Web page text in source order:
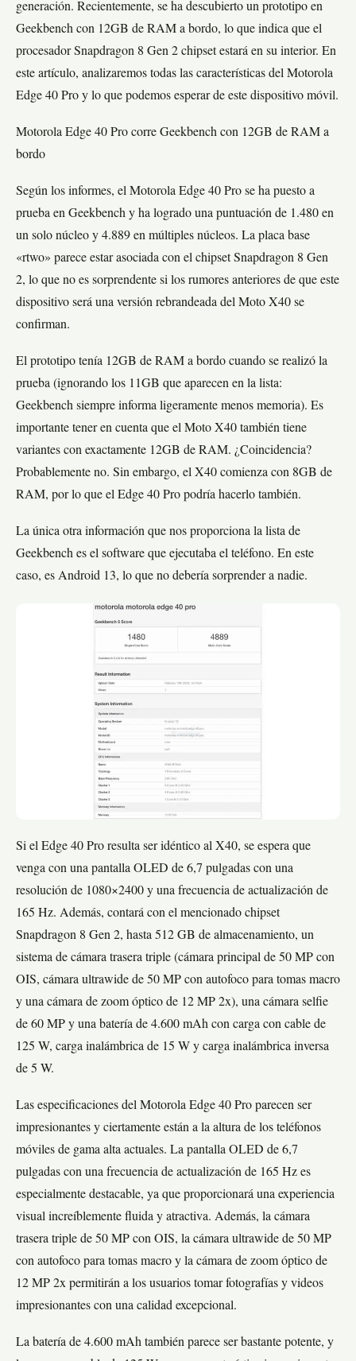
generación. Recientemente, se ha descubierto un prototipo en
Geekbench con 12GB de RAM a bordo, lo que indica que el
procesador Snapdragon 8 Gen 2 chipset estará en su interior. En
este artículo, analizaremos todas las características del Motorola
Edge 40 Pro y lo que podemos esperar de este dispositivo móvil.
Motorola Edge 40 Pro corre Geekbench con 12GB de RAM a
bordo
Según los informes, el Motorola Edge 40 Pro se ha puesto a
prueba en Geekbench y ha logrado una puntuación de 1.480 en
un solo núcleo y 4.889 en múltiples núcleos. La placa base
«rtwo» parece estar asociada con el chipset Snapdragon 8 Gen
2, lo que no es sorprendente si los rumores anteriores de que este
dispositivo será una versión rebrandeada del Moto X40 se
confirman.
El prototipo tenía 12GB de RAM a bordo cuando se realizó la
prueba (ignorando los 11GB que aparecen en la lista:
Geekbench siempre informa ligeramente menos memoria). Es
importante tener en cuenta que el Moto X40 también tiene
variantes con exactamente 12GB de RAM. ¿Coincidencia?
Probablemente no. Sin embargo, el X40 comienza con 8GB de
RAM, por lo que el Edge 40 Pro podría hacerlo también.
La única otra información que nos proporciona la lista de
Geekbench es el software que ejecutaba el teléfono. En este
caso, es Android 13, lo que no debería sorprender a nadie.
Si el Edge 40 Pro resulta ser idéntico al X40, se espera que
venga con una pantalla OLED de 6,7 pulgadas con una
resolución de 1080×2400 y una frecuencia de actualización de
165 Hz. Además, contará con el mencionado chipset
Snapdragon 8 Gen 2, hasta 512 GB de almacenamiento, un
sistema de cámara trasera triple (cámara principal de 50 MP con
OIS, cámara ultrawide de 50 MP con autofoco para tomas macro
y una cámara de zoom óptico de 12 MP 2x), una cámara selfie
de 60 MP y una batería de 4.600 mAh con carga con cable de
125 W, carga inalámbrica de 15 W y carga inalámbrica inversa
de 5 W.
Las especificaciones del Motorola Edge 40 Pro parecen ser
impresionantes y ciertamente están a la altura de los teléfonos
móviles de gama alta actuales. La pantalla OLED de 6,7
pulgadas con una frecuencia de actualización de 165 Hz es
especialmente destacable, ya que proporcionará una experiencia
visual increíblemente fluida y atractiva. Además, la cámara
trasera triple de 50 MP con OIS, la cámara ultrawide de 50 MP
con autofoco para tomas macro y la cámara de zoom óptico de
12 MP 2x permitirán a los usuarios tomar fotografías y videos
impresionantes con una calidad excepcional.
La batería de 4.600 mAh también parece ser bastante potente, y